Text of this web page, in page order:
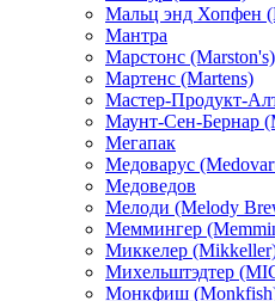
Мальц энд Хопфен
Мантра
Марстонс (Marston's)
Мартенс (Martens)
Мастер-Продукт-
Маунт-Сен-Бернар
Мегапак
Медоварус
Медоведов
Мелоди (Melody
Меммингер
Миккелер
Михельштэдтер
Монкфиш